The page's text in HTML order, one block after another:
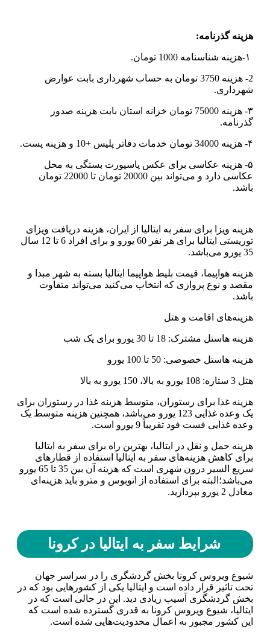
هزینه گذرنامه:
۱-هزینه شناسنامه 1000 تومان.
2- هزینه 3750 تومان به حساب شهرداری بابت عوارض
شهرداری.
۳- هزینه 75000 تومان خزانه استان بابت هزینه صدور
گذرنامه.
۴- هزینه 34000 تومان خدمات دفاتر پلیس +10 و هزینه پست.
۵- هزینه عکاسی برای عکس پاسپورت بستگی به محل
عکاسی دارد و می‌تواند بین 20000 تومان تا 22000 تومان
باشد.
هزینه ویزا برای سفر به ایتالیا از ایران، هزینه دریافت ویزای
توریستی ایتالیا برای هر نفر 60 یورو و برای افراد 6 تا 12 سال
35 یورو می‌باشد.
هزینه هواپیما، قیمت بلیط هواپیما ایتالیا بسته به شهر مبدا و
مقصد و نوع پروازی که انتخاب می‌کنید می‌تواند متفاوت
باشد.
هزینه‌های اقامت و هتل
هزینه هاستل مشترک: 18 تا 30 یورو برای یک شب
هزینه هاستل خصوصی: 50 تا 100 یورو
هتل 3 ستاره: 108 یورو به بالا، 150 یورو به بالا
هزینه غذا برای رستوران، متوسط ​​هزینه غذا در رستوران برای
یک وعده غذایی 123 یورو می‌باشد، همچنین هزینه متوسط ​​یک
وعده غذایی فست فود تقریباً 9 یورو است.
هزینه حمل و نقل در ایتالیا، بهترین راه برای سفر به ایتالیا
برای کاهش هزینه‌های سفر به ایتالیا استفاده از قطارهای
سریع السیر درون شهری است که هزینه آن بین 35 تا 65 یورو
می‌باشد؛البته برای استفاده از اتوبوس و مترو باید هزینه‌ای
معادل 2 یورو بپردازید.
شرایط سفر به ایتالیا در کرونا
شیوع ویروس کرونا بخش گردشگری را در سراسر جهان
تحت تاثیر قرار داده است و ایتالیا یکی از کشور‌هایی بود که در
بخش گردشگری آسیب زیادی دید. این در حالی است که در
ایتالیا، شیوع ویروس کرونا به قدری گسترده شده است که
این کشور مجبور به اعمال محدودیت‌هایی شده است.